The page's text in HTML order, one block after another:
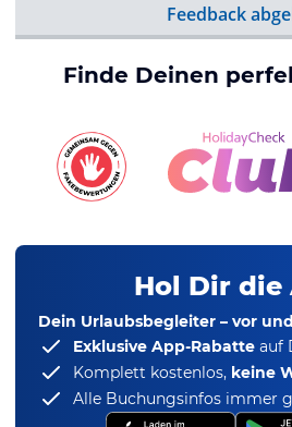
Feedback
Finde Deinen
Hol Dir die
Dein Urlaubsbegleiter – vor
Exklusive App-Rabatte auf
Komplett kostenlos, keine
Alle Buchungsinfos immer